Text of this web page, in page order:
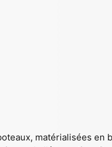
matérialisées en